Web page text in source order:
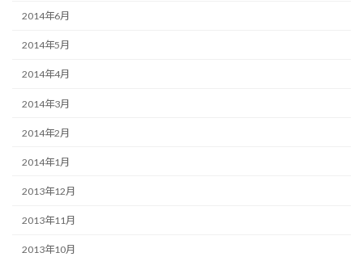
2014年6月
2014年5月
2014年4月
2014年3月
2014年2月
2014年1月
2013年12月
2013年11月
2013年10月